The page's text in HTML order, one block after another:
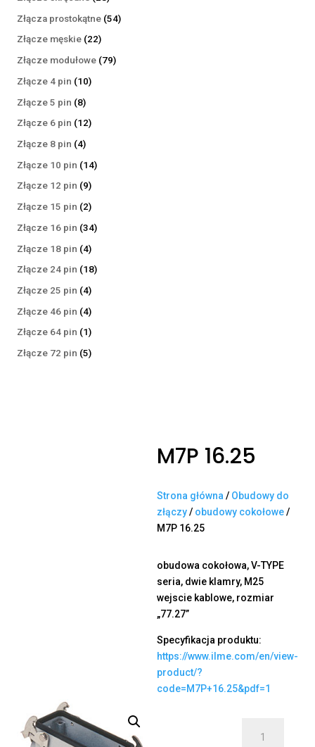
produktów
Złącza prostokątne 5454
Złącze męskie 2222
produkty
Złącze modułowe 7979
Złącze 4 pin 1010
Złącze 5 pin 88
produktów
Złącze 6 pin 1212
Złącze 8 pin 44
produkty
Złącze 10 pin 1414
Złącze 12 pin 99
produktów
Złącze 15 pin 22
produkty
Złącze 16 pin 3434
Złącze 18 pin 44
produkty
Złącze 24 pin 1818
Złącze 25 pin 44
produkty
Złącze 46 pin 44
produkty
Złącze 64 pin 11
produkt
Złącze 72 pin 55
M7P 16.25
Strona główna / Obudowy do
złączy/ obudowy cokołowe/
M7P 16.25
obudowa cokołowa, V-TYPE
seria, dwie klamry, M25
wejscie kablowe, rozmiar
„77.27”
Specyfikacja produktu:
https://www.ilme.com/en/view-
product/?
code=M7P+16.25&pdf=1